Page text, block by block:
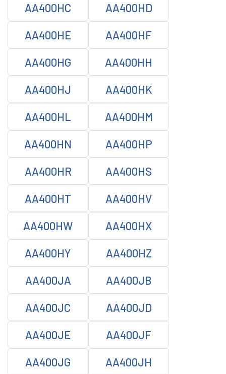
AA400HC AA400HD
AA400HE AA400HF
AA400HG AA400HH
AA400HJ AA400HK
AA400HL AA400HM
AA400HN AA400HP
AA400HR AA400HS
AA400HT AA400HV
AA400HW AA400HX
AA400HY AA400HZ
AA400JA AA400JB
AA400JC AA400JD
AA400JE AA400JF
AA400JG AA400JH